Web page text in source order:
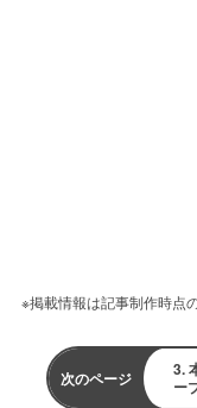
※掲載情報は記事制作時点
次のページ
3.
ー